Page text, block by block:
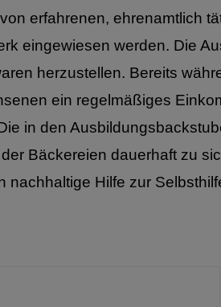
erfahrenen, ehrenamtlich
eingewiesen werden. Die
herzustellen. Bereits
ein regelmäßiges
in den
Bäckereien dauerhaft zu
nachhaltige Hilfe zur